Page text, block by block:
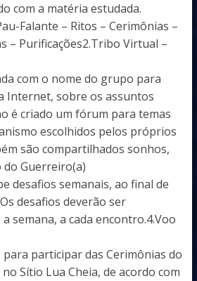
com a matéria estudada.
Falante – Ritos – Cerimônias –
– Purificações2.Tribo Virtual –
com o nome do grupo para
Internet, sobre os assuntos
é criado um fórum para temas
escolhidos pelos próprios
são compartilhados sonhos,
do Guerreiro(a)
desafios semanais, ao final de
desafios deverão ser
semana, a cada encontro.4.Voo
para participar das Cerimônias do
Sítio Lua Cheia, de acordo com